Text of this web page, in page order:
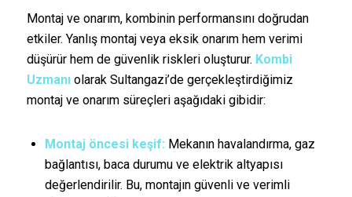
Montaj ve onarım, kombinin performansını doğrudan
etkiler. Yanlış montaj veya eksik onarım hem verimi
düşürür hem de güvenlik riskleri oluşturur. Kombi
Uzmanıolarak Sultangazi’de gerçekleştirdiğimiz
montaj ve onarım süreçleri aşağıdaki gibidir:
Montaj öncesi keşif: Mekanın havalandırma, gaz
bağlantısı, baca durumu ve elektrik altyapısı
değerlendirilir. Bu, montajın güvenli ve verimli